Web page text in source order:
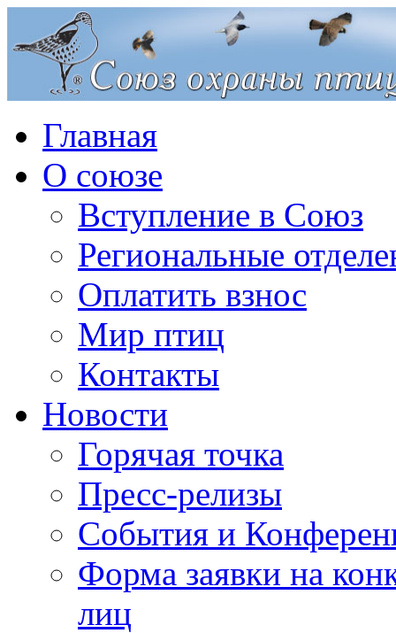
Главная
О союзе
Вступление в Союз
Региональные
Оплатить взнос
Мир птиц
Контакты
Новости
Горячая точка
Пресс-релизы
События и
Форма заявки на
лиц